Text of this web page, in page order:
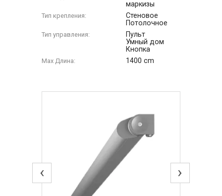
маркизы
Тип крепления:
Стеновое
Потолочное
Тип управления:
Пульт
Умный дом
Кнопка
Max Длина: 1400 cm
‹ ›